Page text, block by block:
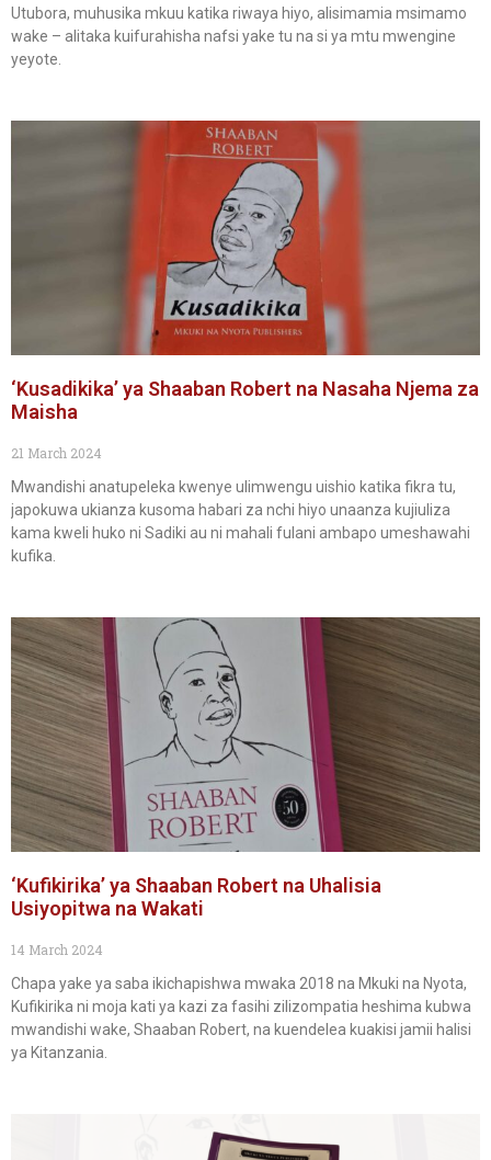
Utubora, muhusika mkuu katika riwaya hiyo, alisimamia msimamo
wake – alitaka kuifurahisha nafsi yake tu na si ya mtu mwengine
yeyote.
‘Kusadikika’ ya Shaaban Robert na Nasaha Njema za
Maisha
21 March 2024
Mwandishi anatupeleka kwenye ulimwengu uishio katika fikra tu,
japokuwa ukianza kusoma habari za nchi hiyo unaanza kujiuliza
kama kweli huko ni Sadiki au ni mahali fulani ambapo umeshawahi
kufika.
‘Kufikirika’ ya Shaaban Robert na Uhalisia
Usiyopitwa na Wakati
14 March 2024
Chapa yake ya saba ikichapishwa mwaka 2018 na Mkuki na Nyota,
Kufikirika ni moja kati ya kazi za fasihi zilizompatia heshima kubwa
mwandishi wake, Shaaban Robert, na kuendelea kuakisi jamii halisi
ya Kitanzania.